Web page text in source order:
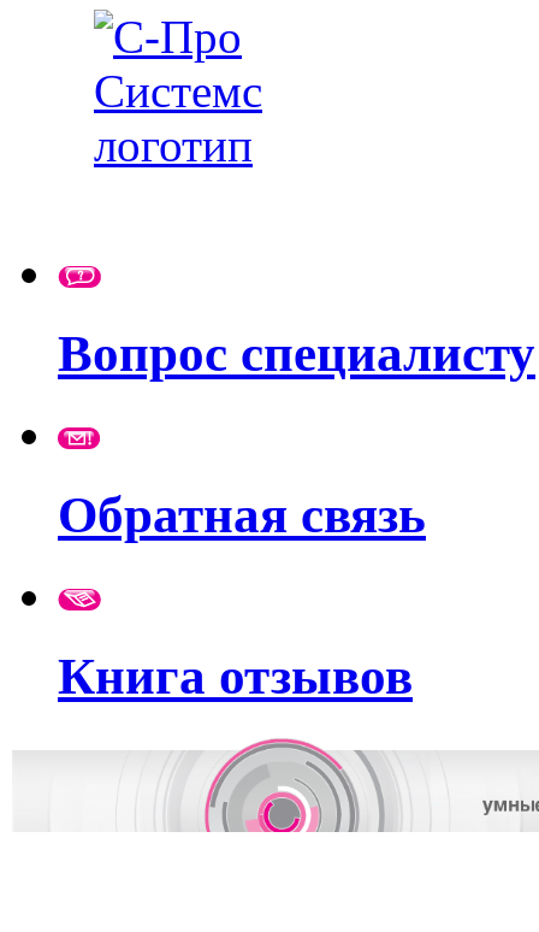
Вопрос специалисту
Обратная связь
Книга отзывов